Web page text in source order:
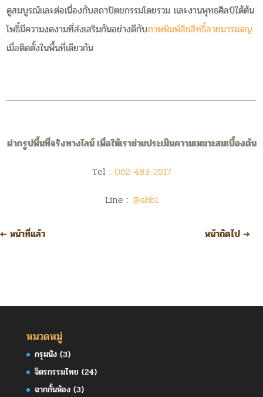
ดูสมบูรณ์และต่อเนื่องกับสถาปัตยกรรมโดยรวม และงานพุทธศิลป์ใต้ต้น
โพธิ์มีความงดงามที่ส่งเสริมกันอย่างดีกับภาพพิมพ์ลิขสิทธิ์ลายมารผจญ
เมื่อติดตั้งในพื้นที่เดียวกัน
ฝากรูปพื้นที่จริงทางไลน์ เพื่อให้เราช่วยประเมินความเหมาะสมเบื้องต้น
Tel : 062-483-2617
Line : @abb1
← หน้าที่แล้ว หน้าถัดไป→
หมวดหมู่
กรุผนัง(3)
จิตรกรรมไทย (24)
ฉากกั้นห้อง(3)